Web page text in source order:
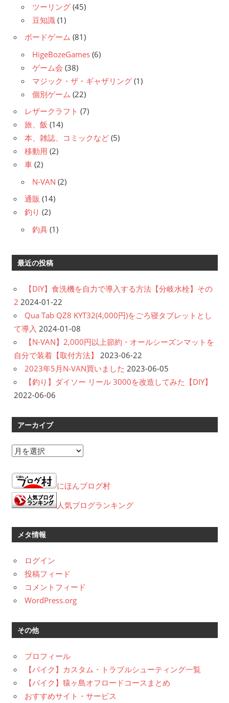
ツーリング (45)
豆知識 (1)
ボードゲーム (81)
HigeBozeGames (6)
ゲーム会 (38)
マジック・ザ・ギャザリング (1)
個別ゲーム (22)
レザークラフト (7)
旅、飯 (14)
本、雑誌、コミックなど (5)
移動用 (2)
車 (2)
N-VAN (2)
通販 (14)
釣り (2)
釣具 (1)
最近の投稿
【DIY】食洗機を自力で導入する方法【分岐水栓】その
2 2024-01-22
Qua Tab QZ8 KYT32(4,000円)をごろ寝タブレットとし
て導入 2024-01-08
【N-VAN】2,000円以上節約・オールシーズンマットを
自分で装着【取付方法】
2023-06-22
2023年5月N-VAN買いました 2023-06-05
【釣り】ダイソー リール 3000を改造してみた【DIY】
2022-06-06
アーカイブ
ア
カ
イ
ブ
にほんブログ村
人気ブログランキング
メタ情報
ログイン
投稿フィード
コメントフィード
WordPress.org
その他
プロフィール
【バイク】カスタム・トラブルシューティング一覧
【バイク】猿ヶ島オフロードコースまとめ
おすすめサイト・サービス